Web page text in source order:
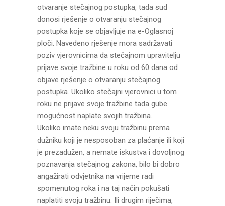
otvaranje stečajnog postupka, tada sud
donosi rješenje o otvaranju stečajnog
postupka koje se objavljuje na e-Oglasnoj
ploči. Navedeno rješenje mora sadržavati
poziv vjerovnicima da stečajnom upravitelju
prijave svoje tražbine u roku od 60 dana od
objave rješenje o otvaranju stečajnog
postupka. Ukoliko stečajni vjerovnici u tom
roku ne prijave svoje tražbine tada gube
mogućnost naplate svojih tražbina.
Ukoliko imate neku svoju tražbinu prema
dužniku koji je nesposoban za plaćanje ili koji
je prezadužen, a nemate iskustva i dovoljnog
poznavanja stečajnog zakona, bilo bi dobro
angažirati odvjetnika na vrijeme radi
spomenutog roka i na taj način pokušati
naplatiti svoju tražbinu. Ili drugim riječima,